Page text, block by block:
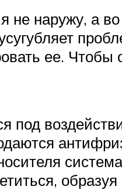
не наружу, а
ее. Чтобы
под
образуя